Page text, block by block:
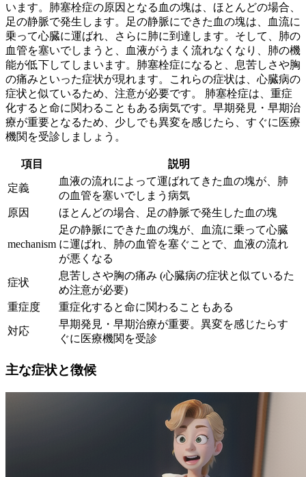
います。肺塞栓症の原因となる血の塊は、 ほとんどの場合、
足の静脈で発生 します。足の静脈にできた血の塊は、血流に
乗って心臓に運ばれ、さらに肺に到達します。そして、 肺の
血管を塞いでしまうと、血液がうまく流れなくなり、肺の機
能が低下してしまいます。肺塞栓症になると、 息苦しさや胸
の痛みといった症状が現れます。これらの症状は、 心臓病の
症状と似ているため、注意が必要です。 肺塞栓症は、重症
化すると命に関わることもある病気です。早期発見・早期治
療が重要となるため、少しでも異変を感じたら、すぐに医療
機関を受診しましょう。
項目 説明
定義
血液の流れによって運ばれてきた血の塊が、肺
の血管を塞いでしまう病気
原因
ほとんどの場合、足の静脈で発生した血の塊
mechanism
足の静脈にできた血の塊が、血流に乗って心臓
に運ばれ、肺の血管を塞ぐことで、血液の流れ
が悪くなる
症状
息苦しさや胸の痛み (心臓病の症状と似ているた
め注意が必要)
重症度
重症化すると命に関わることもある
対応
早期発見・早期治療が重要。異変を感じたらす
ぐに医療機関を受診
主な症状と徴候